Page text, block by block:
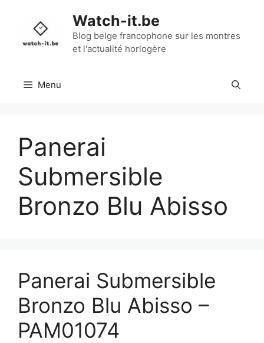
contenu
Watch-it.be
Blog belge francophone sur les montres
et l'actualité horlogère
Menu
Panerai
Submersible
Bronzo Blu Abisso
Panerai Submersible
Bronzo Blu Abisso –
PAM01074